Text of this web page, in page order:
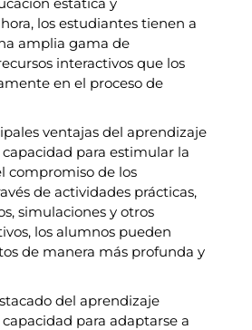
los estudiantes tienen a
amplia gama de
interactivos que los
en el proceso de
ventajas del aprendizaje
para estimular la
compromiso de los
de actividades prácticas,
simulaciones y otros
los alumnos pueden
de manera más profunda y
del aprendizaje
para adaptarse a